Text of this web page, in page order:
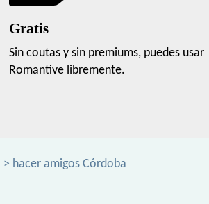
Gratis
Sin coutas y sin premiums, puedes usar
Romantive libremente.
> hacer amigos Córdoba